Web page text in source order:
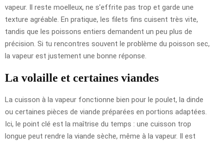
vapeur. Il reste moelleux, ne s’effrite pas trop et garde une
texture agréable. En pratique, les filets fins cuisent très vite,
tandis que les poissons entiers demandent un peu plus de
précision. Si tu rencontres souvent le problème du poisson sec,
la vapeur est justement une bonne réponse.
La volaille et certaines viandes
La cuisson à la vapeur fonctionne bien pour le poulet, la dinde
ou certaines pièces de viande préparées en portions adaptées.
Ici, le point clé est la maîtrise du temps : une cuisson trop
longue peut rendre la viande sèche, même à la vapeur. Il est